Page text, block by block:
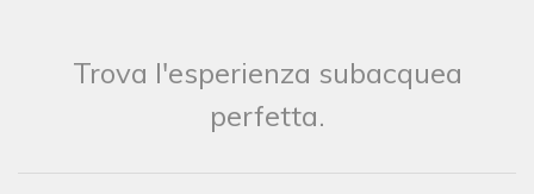
Trova l'esperienza subacquea
perfetta.